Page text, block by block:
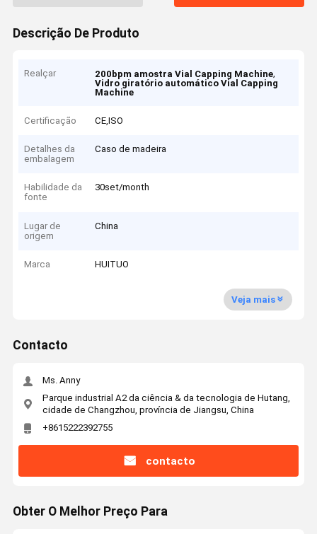
Descrição De Produto
Realçar 200bpm amostra Vial Capping Machine,
Vidro giratório automático Vial Capping
Machine
Certificação CE,ISO
Detalhes da
embalagem
Caso de madeira
Habilidade da
fonte
30set/month
Lugar de
origem
China
Marca HUITUO
Veja mais
Contacto
Ms. Anny
Parque industrial A2 da ciência & da tecnologia de Hutang,
cidade de Changzhou, província de Jiangsu, China
+8615222392755
contacto
Obter O Melhor Preço Para